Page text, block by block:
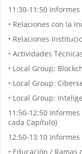
11:30-11:50
• Relaciones con la
• Relaciones
• Actividades
• Local Group:
• Local Group:
• Local Group:
11:50-12:50
cada Capítulo)
12:50-13:10
• Educación / Ramas